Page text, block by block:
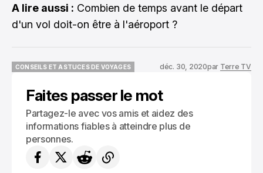
A lire aussi : Combien de temps avant le départ
d'un vol doit-on être à l'aéroport ?
CONSEILS ET ASTUCES DE VOYAGES
déc. 30, 2020par Terre TV
Faites passer le mot
Partagez-le avec vos amis et aidez des
informations fiables à atteindre plus de
personnes.